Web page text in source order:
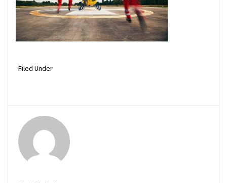
Filed Under